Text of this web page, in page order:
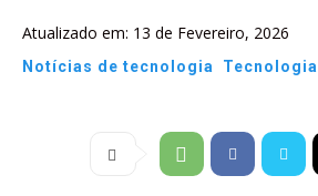
Atualizado em: 13 de Fevereiro, 2026
Notícias de tecnologia Tecnologia